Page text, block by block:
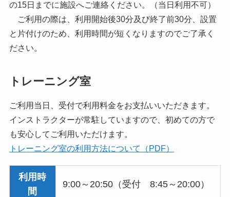
の15日までに施設へご連絡ください。（当日利用不可）
ご利用の際は、利用開始後30分及び終了前30分、設置
と片付けのため、利用時間が短くなりますのでご了承く
ださい。
トレーニング室
ご利用当日、受付で利用料金をお支払いいただきます。
インストラクターが常駐していますので、初めての方で
も安心してご利用いただけます。
トレーニング室の利用方法について（PDF）
利用時
間
9:00～20:50（受付 8:45～20:00）